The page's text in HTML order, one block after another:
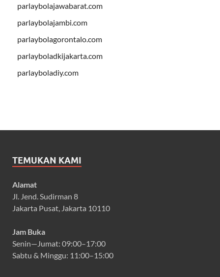
parlaybolajawabarat.com
parlaybolajambi.com
parlaybolagorontalo.com
parlayboladkijakarta.com
parlayboladiy.com
TEMUKAN KAMI
Alamat
Jl. Jend. Sudirman 8
Jakarta Pusat, Jakarta 10110
Jam Buka
Senin—Jumat: 09:00–17:00
Sabtu & Minggu: 11:00–15:00